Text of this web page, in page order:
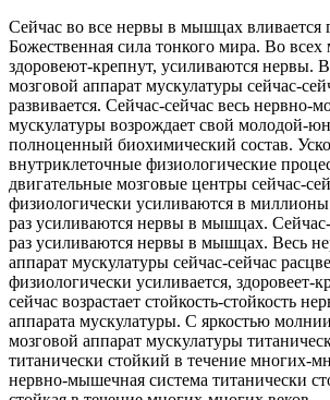
Сейчас во все нервы в мышцах вливается
Божественная сила тонкого мира. Во
здоровеют-крепнут, усиливаются нервы.
мозговой аппарат мускулатуры сейчас-
развивается. Сейчас-сейчас весь нервно-
мускулатуры возрождает свой молодой-
полноценный биохимический состав.
внутриклеточные физиологические
двигательные мозговые центры сейчас-
физиологически усиливаются в
раз усиливаются нервы в мышцах.
раз усиливаются нервы в мышцах. Весь
аппарат мускулатуры сейчас-сейчас
физиологически усиливается, здоровеет-
сейчас возрастает стойкость-стойкость
аппарата мускулатуры. С яркостью
мозговой аппарат мускулатуры
титанически стойкий в течение многих-
нервно-мышечная система титанически